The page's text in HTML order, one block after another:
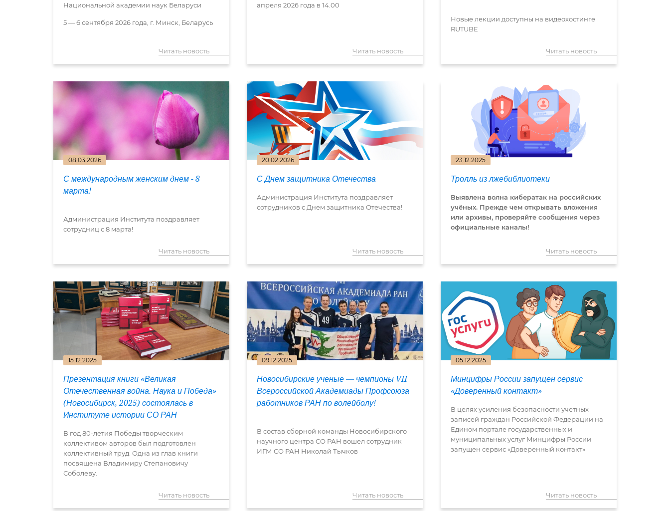
Национальной академии наук Беларуси
5 — 6 сентября 2026 года, г. Минск, Беларусь
Читать новость
апреля 2026 года в 14.00
Читать новость
Новые лекции доступны на видеохостинге
RUTUBE
Читать новость
08.03.2026
С международным женским днем - 8
марта!
Администрация Института поздравляет
сотрудниц с 8 марта!
Читать новость
20.02.2026
С Днем защитника Отечества
Администрация Института поздравляет
сотрудников с Днем защитника Отечества!
Читать новость
23.12.2025
Тролль из лжебиблиотеки
Выявлена волна кибератак на российских
учёных. Прежде чем открывать вложения
или архивы, проверяйте сообщения через
официальные каналы!
Читать новость
15.12.2025
Презентация книги «Великая
Отечественная война. Наука и Победа»
(Новосибирск, 2025) состоялась в
Институте истории СО РАН
В год 80-летия Победы творческим
коллективом авторов был подготовлен
коллективный труд. Одна из глав книги
посвящена Владимиру Степановичу
Соболеву.
Читать новость
09.12.2025
Новосибирские ученые — чемпионы VII
Всероссийской Академиады Профсоюза
работников РАН по волейболу!
В состав сборной команды Новосибирского
научного центра СО РАН вошел сотрудник
ИГМ СО РАН Николай Тычков
Читать новость
05.12.2025
Минцифры России запущен сервис
«Доверенный контакт»
В целях усиления безопасности учетных
записей граждан Российской Федерации на
Едином портале государственных и
муниципальных услуг Минцифры России
запущен сервис «Доверенный контакт»
Читать новость